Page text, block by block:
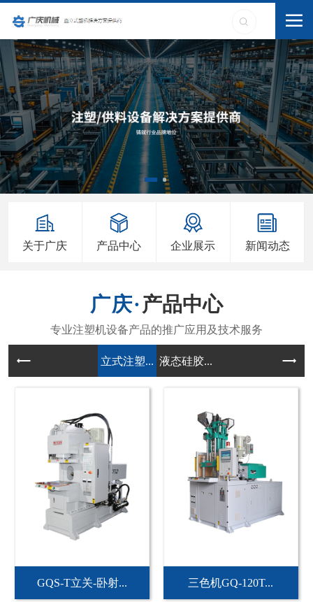
关于广庆 产品中心 企业展示 新闻动态
产品中心
立式注塑... 液态硅胶...
GQS-T立关-卧射... 三色机GQ-120T...